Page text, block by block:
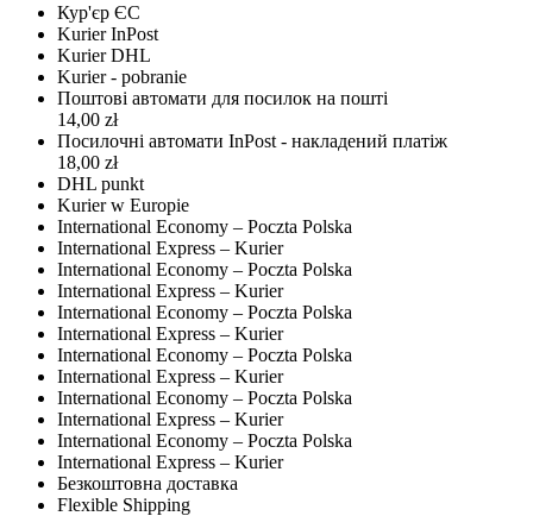
Кур'єр ЄС
Kurier InPost
Kurier DHL
Kurier - pobranie
Поштові автомати для посилок на пошті
14,00 zł
Посилочні автомати InPost - накладений платіж
18,00 zł
DHL punkt
Kurier w Europie
International Economy – Poczta Polska
International Express – Kurier
International Economy – Poczta Polska
International Express – Kurier
International Economy – Poczta Polska
International Express – Kurier
International Economy – Poczta Polska
International Express – Kurier
International Economy – Poczta Polska
International Express – Kurier
International Economy – Poczta Polska
International Express – Kurier
Безкоштовна доставка
Flexible Shipping